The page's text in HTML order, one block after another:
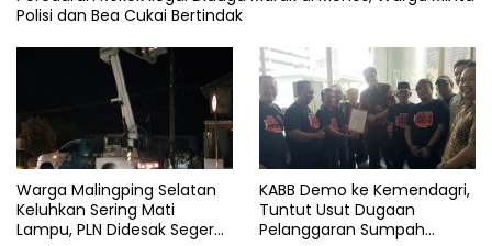
Polisi dan Bea Cukai Bertindak
Warga Malingping Selatan
Keluhkan Sering Mati
Lampu, PLN Didesak Segera
KABB Demo ke Kemendagri,
Tuntut Usut Dugaan
Pelanggaran Sumpah